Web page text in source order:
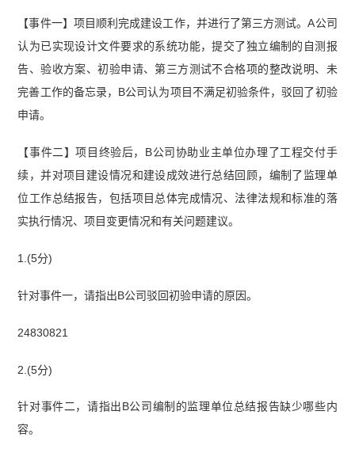
理师案例分析真题】 【2024年下半年信息系统监
理师综合知识真题】
【事件一】项目顺利完成建设工作，并进行了第三方测试。A公司
认为已实现设计文件要求的系统功能，提交了独立编制的自测报
告、验收方案、初验申请、第三方测试不合格项的整改说明、未
完善工作的备忘录，B公司认为项目不满足初验条件，驳回了初验
申请。
【事件二】项目终验后，B公司协助业主单位办理了工程交付手
续，并对项目建设情况和建设成效进行总结回顾，编制了监理单
位工作总结报告，包括项目总体完成情况、法律法规和标准的落
实执行情况、项目变更情况和有关问题建议。
1.(5分)
针对事件一，请指出B公司驳回初验申请的原因。
24830821
2.(5分)
针对事件二，请指出B公司编制的监理单位总结报告缺少哪些内
容。